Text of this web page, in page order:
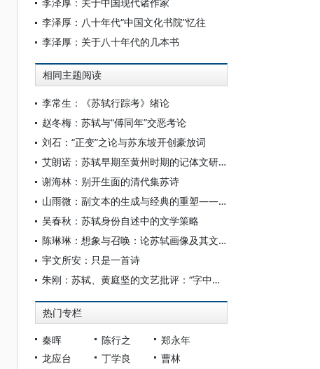
李泽厚：八十年代“中国文化书院”忆往
李泽厚：关于八十年代的几本书
相同主题阅读
李常生：《苏轼行踪考》绪论
赵冬梅：苏轼与“傅同年”交恶考论
刘石：“正变”之论与苏东坡开创豪放词
艾朗诺：苏轼早期至黄州时期的记体文研究
谢海林：别开生面的清代集苏诗
山雨微：副文本的生成与经典的重塑——苏轼词序的“变”与“辨”
吴春秋：苏轼身份自述中的文学策略
陈琳琳：想象与召唤：论苏轼画像及其文化史意义
宇文所安：只是一首诗
朱刚：苏轼、黄庭坚的文艺批评：“字中有笔”与“句中有眼”
热门专栏
秦晖 陈行之
郑永年
龙应台
丁学良
曹林